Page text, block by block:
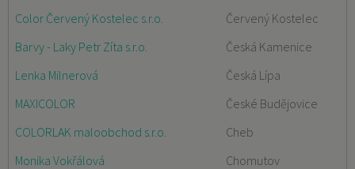
Color Červený Kostelec s.r.o.
Červený Kostelec
Barvy - Laky Petr Zíta s.r.o.
Česká Kamenice
Lenka Milnerová
Česká Lípa
MAXICOLOR
České Budějovice
COLORLAK maloobchod s.r.o.
Cheb
Monika Vokřálová
Chomutov